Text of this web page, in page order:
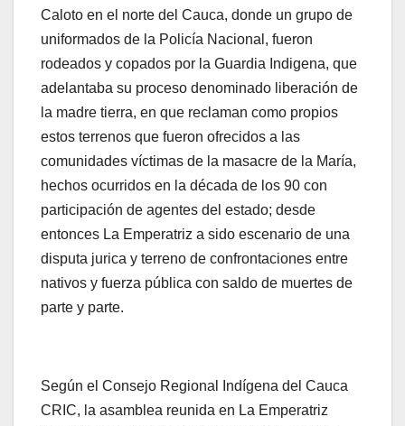
Caloto en el norte del Cauca, donde un grupo de
uniformados de la Policía Nacional, fueron
rodeados y copados por la Guardia Indigena, que
adelantaba su proceso denominado liberación de
la madre tierra, en que reclaman como propios
estos terrenos que fueron ofrecidos a las
comunidades víctimas de la masacre de la María,
hechos ocurridos en la década de los 90 con
participación de agentes del estado; desde
entonces La Emperatriz a sido escenario de una
disputa jurica y terreno de confrontaciones entre
nativos y fuerza pública con saldo de muertes de
parte y parte.
Según el Consejo Regional Indígena del Cauca
CRIC, la asamblea reunida en La Emperatriz